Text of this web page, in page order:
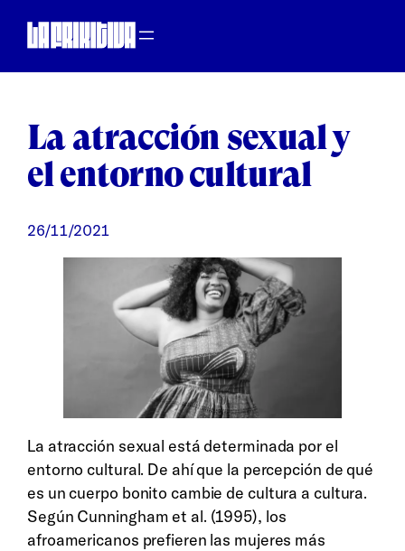
La atracción sexual y
el entorno cultural
26/11/2021
La atracción sexual está determinada por el
entorno cultural. De ahí que la percepción de qué
es un cuerpo bonito cambie de cultura a cultura.
Según Cunningham et al. (1995), los
afroamericanos prefieren las mujeres más